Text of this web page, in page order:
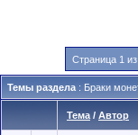
Страница 1
Темы раздела : Браки
Тема / Автор